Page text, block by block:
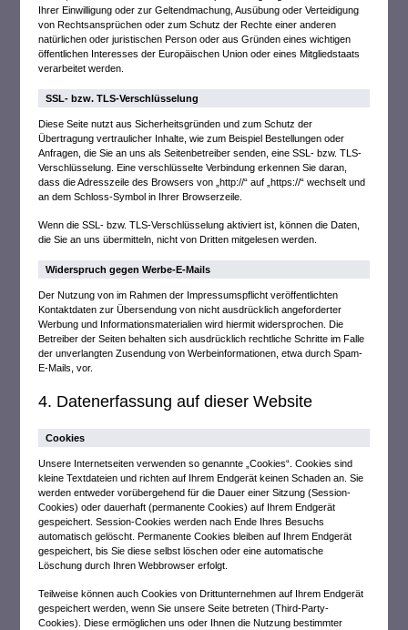
Ihrer Einwilligung oder zur Geltendmachung, Ausübung oder Verteidigung
von Rechtsansprüchen oder zum Schutz der Rechte einer anderen
natürlichen oder juristischen Person oder aus Gründen eines wichtigen
öffentlichen Interesses der Europäischen Union oder eines Mitgliedstaats
verarbeitet werden.
SSL- bzw. TLS-Verschlüsselung
Diese Seite nutzt aus Sicherheitsgründen und zum Schutz der
Übertragung vertraulicher Inhalte, wie zum Beispiel Bestellungen oder
Anfragen, die Sie an uns als Seitenbetreiber senden, eine SSL- bzw. TLS-
Verschlüsselung. Eine verschlüsselte Verbindung erkennen Sie daran,
dass die Adresszeile des Browsers von „http://“ auf „https://“ wechselt und
an dem Schloss-Symbol in Ihrer Browserzeile.
Wenn die SSL- bzw. TLS-Verschlüsselung aktiviert ist, können die Daten,
die Sie an uns übermitteln, nicht von Dritten mitgelesen werden.
Widerspruch gegen Werbe-E-Mails
Der Nutzung von im Rahmen der Impressumspflicht veröffentlichten
Kontaktdaten zur Übersendung von nicht ausdrücklich angeforderter
Werbung und Informationsmaterialien wird hiermit widersprochen. Die
Betreiber der Seiten behalten sich ausdrücklich rechtliche Schritte im Falle
der unverlangten Zusendung von Werbeinformationen, etwa durch Spam-
E-Mails, vor.
4. Datenerfassung auf dieser Website
Cookies
Unsere Internetseiten verwenden so genannte „Cookies“. Cookies sind
kleine Textdateien und richten auf Ihrem Endgerät keinen Schaden an. Sie
werden entweder vorübergehend für die Dauer einer Sitzung (Session-
Cookies) oder dauerhaft (permanente Cookies) auf Ihrem Endgerät
gespeichert. Session-Cookies werden nach Ende Ihres Besuchs
automatisch gelöscht. Permanente Cookies bleiben auf Ihrem Endgerät
gespeichert, bis Sie diese selbst löschen oder eine automatische
Löschung durch Ihren Webbrowser erfolgt.
Teilweise können auch Cookies von Drittunternehmen auf Ihrem Endgerät
gespeichert werden, wenn Sie unsere Seite betreten (Third-Party-
Cookies). Diese ermöglichen uns oder Ihnen die Nutzung bestimmter